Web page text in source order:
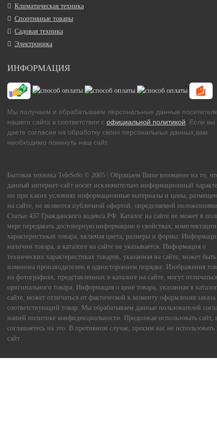
Климатическая техника
Спортивные товары
Садовая техника
Электроника
ИНФОРМАЦИЯ
Мы получаем и обрабатываем персональные данные
нашего сайта в соответствии с официальной политикой . Если
даете согласия на обработку своих персональных данных,вам
необходимо покинуть наш сайт.
Бытовая техника TeleSolo © 2005 | Обращаем Ваше внимание на то,
данный интернет-сайт носит исключительно информационный
ни при каких условиях информационные материалы и цены,
на сайте, не являются публичной офертой, определяемой
Статьи 437 Гражданского кодекса РФ. Каталог на сайте не может в
мере передавать достоверную информацию о свойствах,
характеристиках товара, включая цвета, размеры и формы.
наличии товара, в каталоге на сайте не указывается. Информация о
технических характеристиках товаров, указанная на сайте, может быть
изменена производителем в одностороннем порядке. Изображения
на фотографиях, представленных в каталоге на сайте, могут
оригинального товара. Информация о цене товара, указанная в
сайте, может отличаться от фактической к моменту оформления заказа
соответствующий товар. Мы обрабатываем данные пользователей
нашей политике конфиденциальности. Продолжая использовать сайт,
соглашаетесь на это. В противном случае, просим вас не
сайт